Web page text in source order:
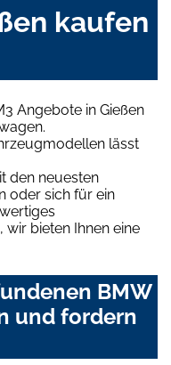
kaufen
Angebote in Gießen
lässt
den neuesten
oder sich für ein
bieten Ihnen eine
BMW
und fordern